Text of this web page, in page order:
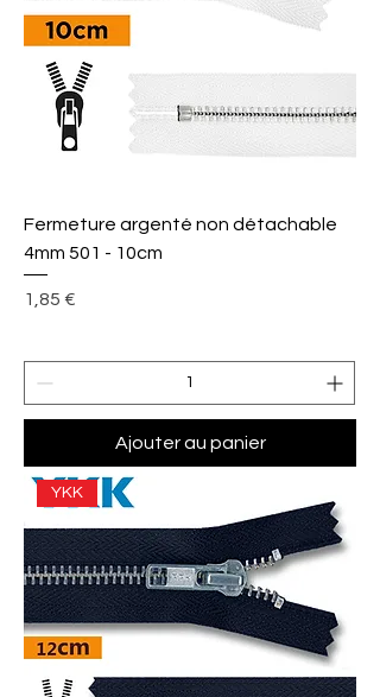
Fermeture argenté non détachable
4mm 501 - 10cm
Prix
1,85 €
Ajouter au panier
YKK